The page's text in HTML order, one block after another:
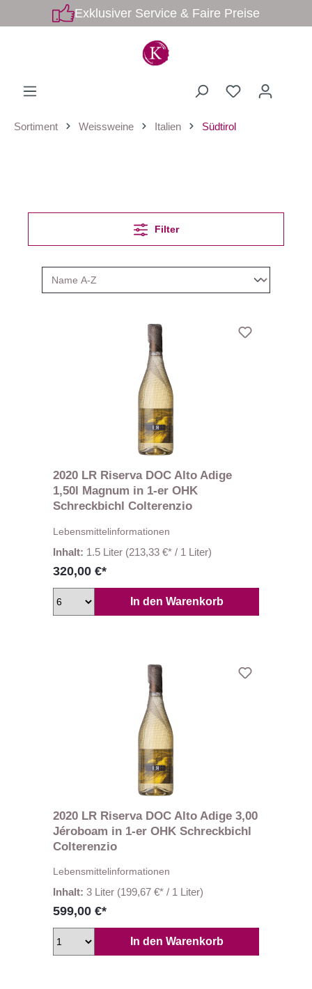
Exklusiver Service & Faire Preise
Sortiment Weissweine Italien Südtirol
Filter
2020 LR Riserva DOC Alto Adige
1,50l Magnum in 1-er OHK
Schreckbichl Colterenzio
Lebensmittelinformationen
Inhalt: 1.5 Liter (213,33 €* / 1 Liter)
320,00 €*
In den Warenkorb
2020 LR Riserva DOC Alto Adige 3,00
Jéroboam in 1-er OHK Schreckbichl
Colterenzio
Lebensmittelinformationen
Inhalt: 3 Liter (199,67 €* / 1 Liter)
599,00 €*
In den Warenkorb